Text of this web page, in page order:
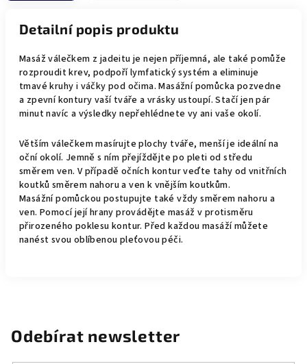
Detailní popis produktu
Masáž válečkem z jadeitu je nejen příjemná, ale také pomůže
rozproudit krev, podpoří lymfatický systém a eliminuje
tmavé kruhy i váčky pod očima. Masážní pomůcka pozvedne
a zpevní kontury vaší tváře a vrásky ustoupí. Stačí jen pár
minut navíc a výsledky nepřehlédnete vy ani vaše okolí.
Větším válečkem masírujte plochy tváře, menší je ideální na
oční okolí. Jemně s ním přejíždějte po pleti od středu
směrem ven. V případě očních kontur veďte tahy od vnitřních
koutků směrem nahoru a ven k vnějším koutkům.
Masážní pomůckou postupujte také vždy směrem nahoru a
ven. Pomocí její hrany provádějte masáž v protisměru
přirozeného poklesu kontur. Před každou masáží můžete
nanést svou oblíbenou pleťovou péči.
Odebírat newsletter